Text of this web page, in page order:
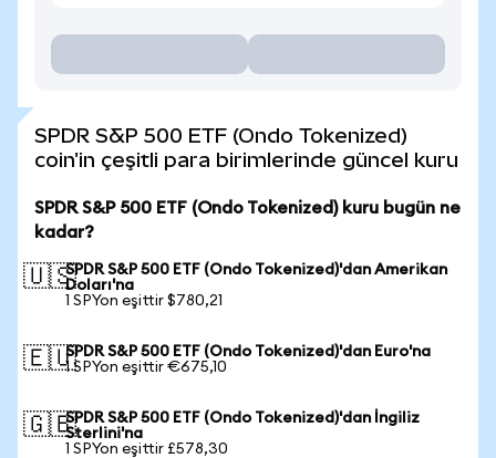
SPDR S&P 500 ETF (Ondo Tokenized)
coin'in çeşitli para birimlerinde güncel kuru
SPDR S&P 500 ETF (Ondo Tokenized) kuru bugün ne
kadar?
🇺🇸SPDR S&P 500 ETF (Ondo Tokenized)'dan Amerikan
Doları'na
1 SPYon eşittir $780,21
🇪🇺SPDR S&P 500 ETF (Ondo Tokenized)'dan Euro'na
1 SPYon eşittir €675,10
🇬🇧SPDR S&P 500 ETF (Ondo Tokenized)'dan İngiliz
Sterlini'na
1 SPYon eşittir £578,30